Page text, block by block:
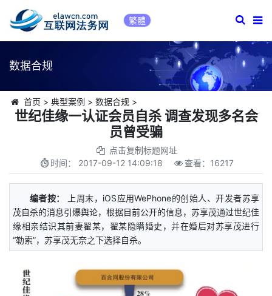
繁體
数据合规
首页 > 典型案例 > 数据合规 >
世纪佳缘一认证会员自杀 调查发现多名会
员曾受骗
点击复制标题网址
时间： 2017-09-12 14:09:18 查看： 16217
编者按：
上周末，iOS应用WePhone的创始人、开发者苏享
茂自杀的消息引爆舆论，根据目前公开的信息，苏享茂通过世纪佳
缘相亲结识其前妻翟某，翟某隐瞒婚史，并在婚后对苏享茂进行
“勒索”，苏享茂无奈之下选择自杀。